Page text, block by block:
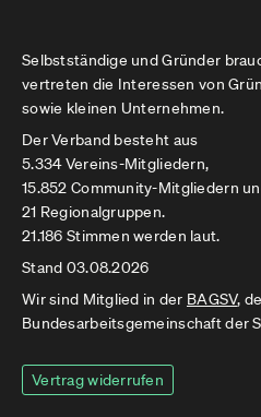
Selbstständige und Gründer
vertreten die Interessen von
sowie kleinen Unternehmen.
Der Verband besteht aus
5.334 Vereins-Mitgliedern,
15.852 Community-Mitgliedern
21 Regionalgruppen.
21.186 Stimmen werden laut.
Stand 03.08.2026
Wir sind Mitglied in der BAGSV,
Bundesarbeitsgemeinschaft der
Vertrag widerrufen